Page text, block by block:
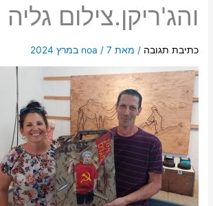
והג'ריקן.צילום
כתיבת תגובה / מאת noa / 7 במרץ 2024